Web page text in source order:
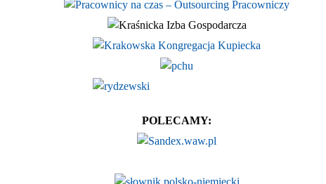
POLECAMY: